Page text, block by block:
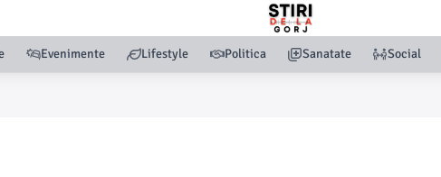
Evenimente Lifestyle Politica Sanatate Social